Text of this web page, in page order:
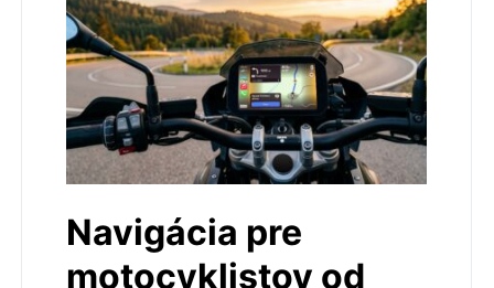
Navigácia pre
motocyklistov od